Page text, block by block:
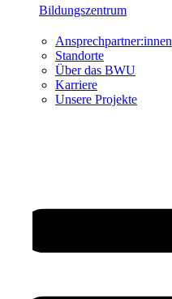
Bildungszentrum
Ansprechpartner:innen
Standorte
Über das BWU
Karriere
Unsere Projekte